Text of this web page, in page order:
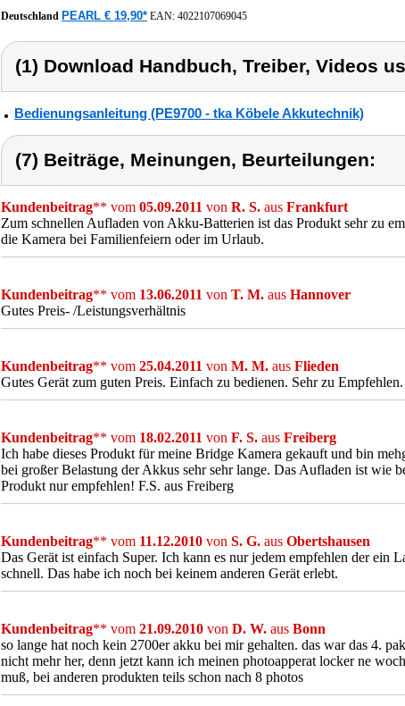
Deutschland PEARL € 19,90* EAN: 4022107069045
(1) Download Handbuch, Treiber, Videos
Bedienungsanleitung (PE9700 - tka Köbele Akkutechnik)
(7) Beiträge, Meinungen, Beurteilungen:
Kundenbeitrag** vom 05.09.2011 von R. S. aus Frankfurt
Zum schnellen Aufladen von Akku-Batterien ist das Produkt sehr zu
die Kamera bei Familienfeiern oder im Urlaub.
Kundenbeitrag** vom 13.06.2011 von T. M. aus Hannover
Gutes Preis- /Leistungsverhältnis
Kundenbeitrag** vom 25.04.2011 von M. M. aus Flieden
Gutes Gerät zum guten Preis. Einfach zu bedienen. Sehr zu Empfehlen.
Kundenbeitrag** vom 18.02.2011 von F. S. aus Freiberg
Ich habe dieses Produkt für meine Bridge Kamera gekauft und bin
bei großer Belastung der Akkus sehr sehr lange. Das Aufladen ist wie
Produkt nur empfehlen! F.S. aus Freiberg
Kundenbeitrag** vom 11.12.2010 von S. G. aus Obertshausen
Das Gerät ist einfach Super. Ich kann es nur jedem empfehlen der ein
schnell. Das habe ich noch bei keinem anderen Gerät erlebt.
Kundenbeitrag** vom 21.09.2010 von D. W. aus Bonn
so lange hat noch kein 2700er akku bei mir gehalten. das war das 4.
nicht mehr her, denn jetzt kann ich meinen photoapperat locker ne
muß, bei anderen produkten teils schon nach 8 photos